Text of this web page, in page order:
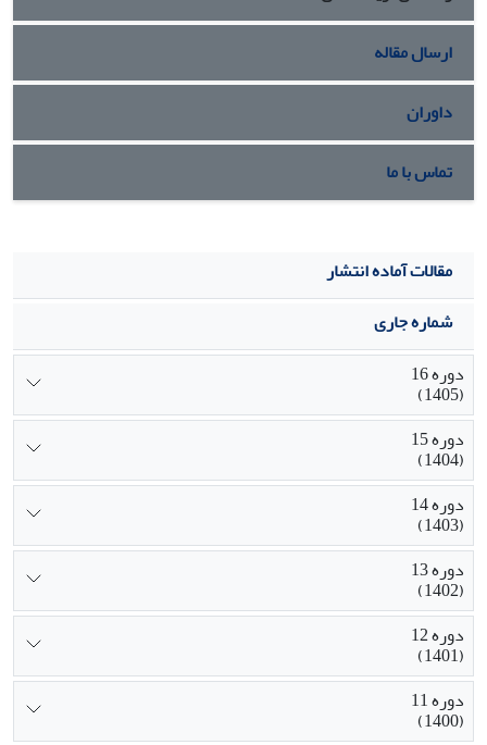
هیجانات اخلاقی در رفتار جامعه‌پسند است.
ارسال مقاله
داوران
تماس با ما
مقالات آماده انتشار
شماره جاری
دوره 16
(1405)
دوره 15
(1404)
دوره 14
(1403)
دوره 13
(1402)
دوره 12
(1401)
دوره 11
(1400)